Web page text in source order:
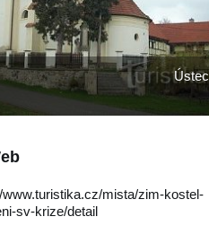
www.turistika.cz/mista/zim-kostel-
sv-krize/detail